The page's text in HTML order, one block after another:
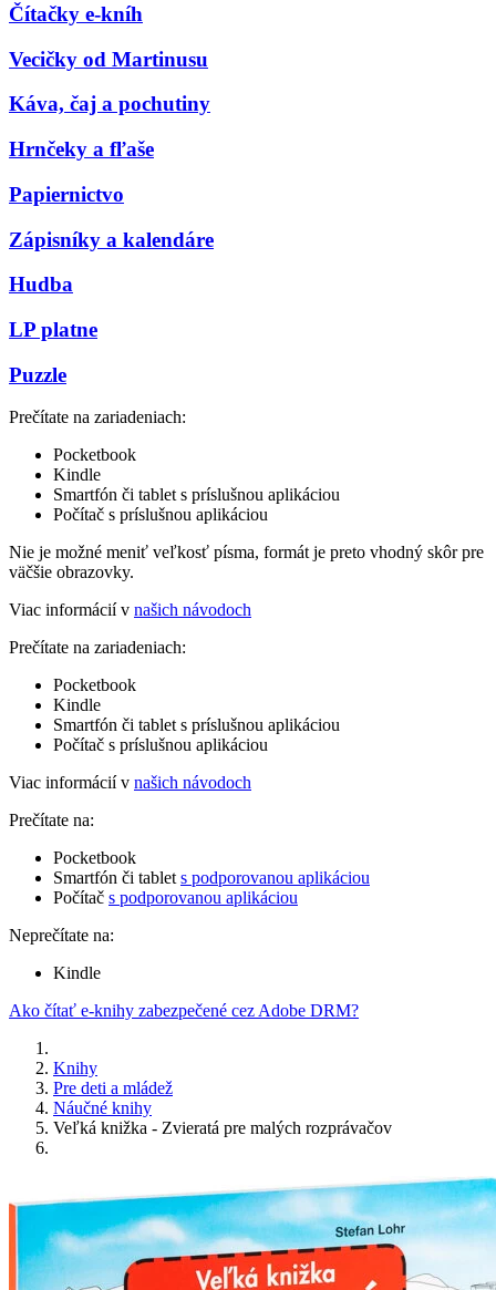
Čítačky e-kníh
Vecičky od Martinusu
Káva, čaj a pochutiny
Hrnčeky a fľaše
Papiernictvo
Zápisníky a kalendáre
Hudba
LP platne
Puzzle
Prečítate na zariadeniach:
Pocketbook
Kindle
Smartfón či tablet s príslušnou aplikáciou
Počítač s príslušnou aplikáciou
Nie je možné meniť veľkosť písma, formát je preto vhodný skôr pre
väčšie obrazovky.
Viac informácií v našich návodoch
Prečítate na zariadeniach:
Pocketbook
Kindle
Smartfón či tablet s príslušnou aplikáciou
Počítač s príslušnou aplikáciou
Viac informácií v našich návodoch
Prečítate na:
Pocketbook
Smartfón či tablet s podporovanou aplikáciou
Počítač s podporovanou aplikáciou
Neprečítate na:
Kindle
Ako čítať e-knihy zabezpečené cez Adobe DRM?
Knihy
Pre deti a mládež
Náučné knihy
Veľká knižka - Zvieratá pre malých rozprávačov